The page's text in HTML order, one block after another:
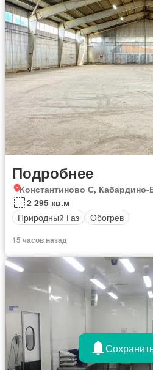
Подробнее
Константиново С, Кабардино-
2 295 кв.м
Природный Газ
Обогрев
15 часов назад